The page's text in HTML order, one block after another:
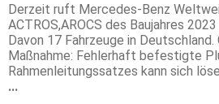
Derzeit ruft Mercedes-Benz
ACTROS,AROCS des Baujahres
Davon 17 Fahrzeuge in Deutschland.
Maßnahme: Fehlerhaft befestigte
Rahmenleitungssatzes kann sich
...